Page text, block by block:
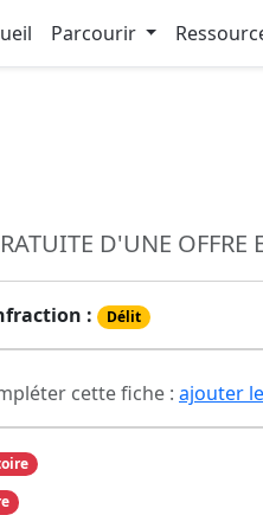
Parcourir
D'UNE OFFRE
: Délit
cette fiche : ajouter